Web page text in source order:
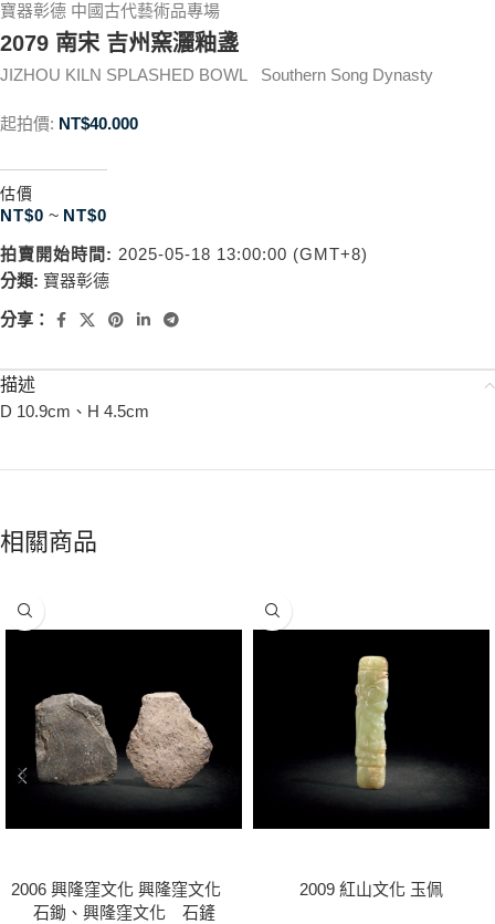
寶器彰德 中國古代藝術品專場
2079 南宋 吉州窯灑釉盞
JIZHOU KILN SPLASHED BOWL Southern Song Dynasty
起拍價: NT$40.000
估價
NT$0 ~ NT$0
拍賣開始時間: 2025-05-18 13:00:00 (GMT+8)
分類: 寶器彰德
分享：
描述
D 10.9cm、H 4.5cm
相關商品
2006 興隆窪文化 興隆窪文化
石鋤、興隆窪文化 石鏟
2009 紅山文化 玉佩